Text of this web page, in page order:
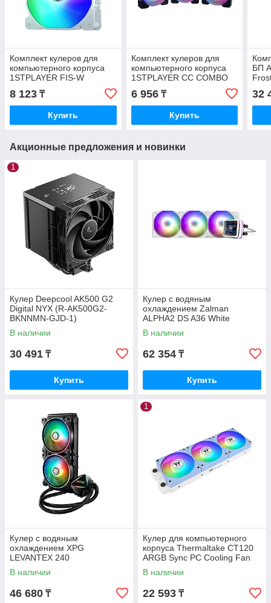
Комплект кулеров для
компьютерного корпуса
1STPLAYER FIS-W
COMBO 3в1 FIS-W
COMBO
8 123 ₸
Купить
Комплект кулеров для
компьютерного корпуса
1STPLAYER CC COMBO
3в1 CC COMBO
6 956₸
Купить
БП
32
Акционные предложения и новинки
1
Кулер Deepcool AK500 G2
Digital NYX (R-AK500G2-
BKNNMN-GJD-1)
В наличии
30 491 ₸
Купить
Кулер с водяным
охлаждением Zalman
ALPHA2 DS A36 White
(ALPHA2 DS A36 White)
В наличии
62 354 ₸
Купить
Кулер с водяным
охлаждением XPG
LEVANTEX 240
LEVANTEX240-BKCWW
В наличии
46 680 ₸
1
Кулер для компьютерного
корпуса Thermaltake CT120
ARGB Sync PC Cooling Fan
Hydrangea Blue (3 pack)
В наличии
22 593 ₸